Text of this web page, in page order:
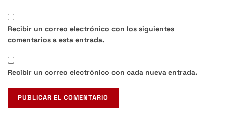
Recibir un correo electrónico con los siguientes
comentarios a esta entrada.
Recibir un correo electrónico con cada nueva entrada.